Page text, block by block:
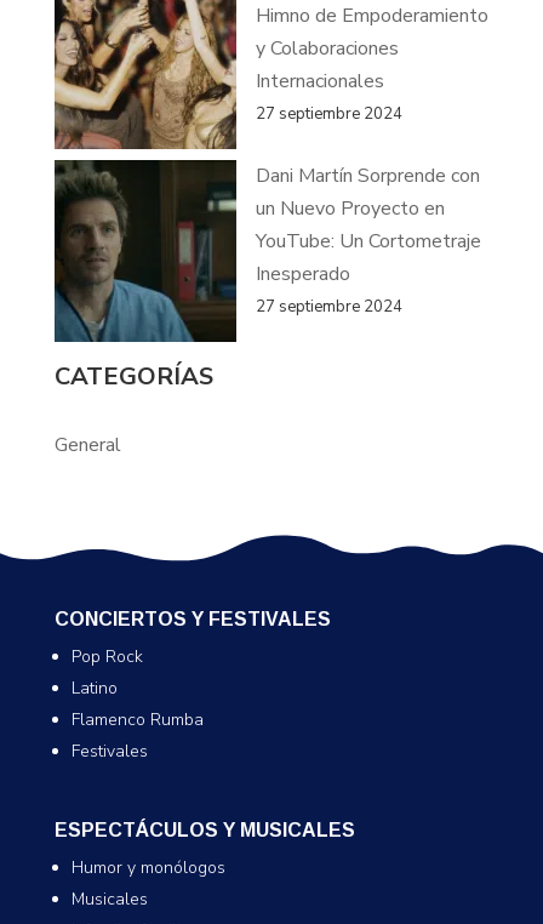
Himno de Empoderamiento
y Colaboraciones
Internacionales
27 septiembre 2024
Dani Martín Sorprende con
un Nuevo Proyecto en
YouTube: Un Cortometraje
Inesperado
27 septiembre 2024
CATEGORÍAS
General
CONCIERTOS Y FESTIVALES
Pop Rock
Latino
Flamenco Rumba
Festivales
ESPECTÁCULOS Y MUSICALES
Humor y monólogos
Musicales